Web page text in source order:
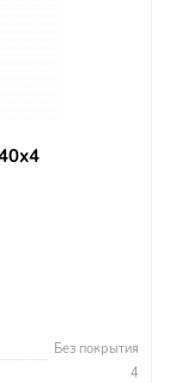
Без покрытия
4